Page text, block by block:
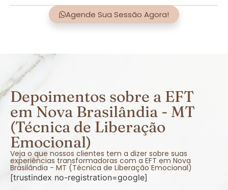
Agende Sua Sessão Agora!
Depoimentos sobre a EFT
em Nova Brasilândia - MT
(Técnica de Liberação
Emocional)
Veja o que nossos clientes tem a dizer sobre suas
experiências transformadoras com a EFT em Nova
Brasilândia - MT (Técnica de Liberação Emocional)
[trustindex no-registration=google]